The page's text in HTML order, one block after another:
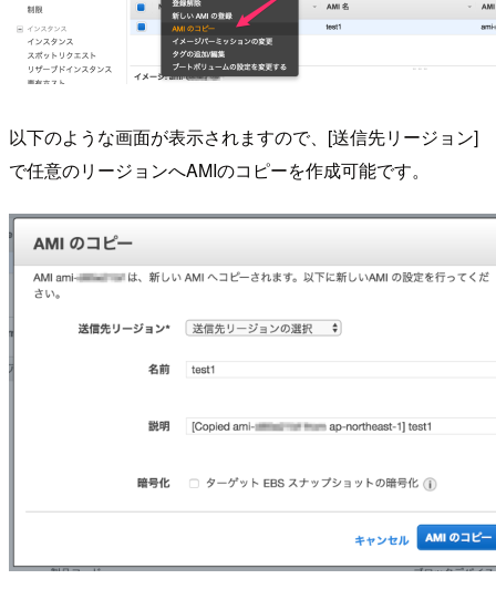
以下のような画面が表示されますので、[送信先リージョン]
で任意のリージョンへAMIのコピーを作成可能です。